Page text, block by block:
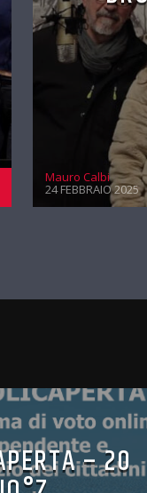
Mauro Calbi
24 FEBBRAIO 2025
– 20